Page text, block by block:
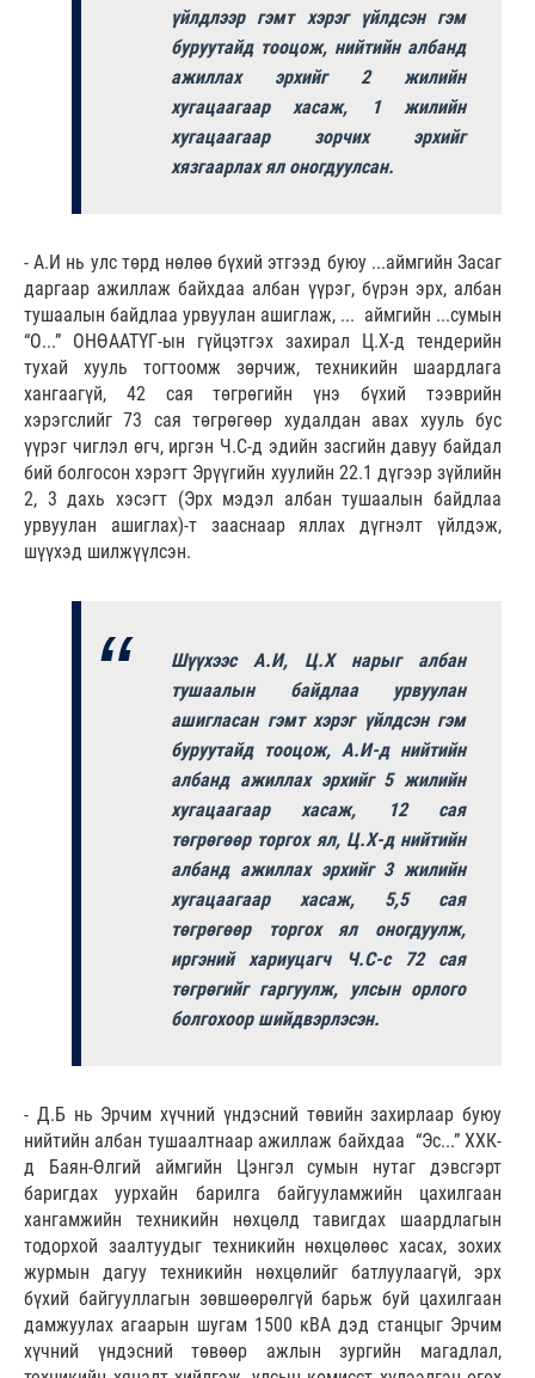
үйлдлээр гэмт хэрэг үйлдсэн гэм
буруутайд тооцож, нийтийн албанд
ажиллах эрхийг 2 жилийн
хугацаагаар хасаж, 1 жилийн
хугацаагаар зорчих эрхийг
хязгаарлах ял оногдуулсан.
- А.И нь улс төрд нөлөө бүхий этгээд буюу ...аймгийн Засаг
даргаар ажиллаж байхдаа албан үүрэг, бүрэн эрх, албан
тушаалын байдлаа урвуулан ашиглаж, ... аймгийн ...сумын
“О...” ОНӨААТҮГ-ын гүйцэтгэх захирал Ц.Х-д тендерийн
тухай хууль тогтоомж зөрчиж, техникийн шаардлага
хангаагүй, 42 сая төгрөгийн үнэ бүхий тээврийн
хэрэгслийг 73 сая төгрөгөөр худалдан авах хууль бус
үүрэг чиглэл өгч, иргэн Ч.С-д эдийн засгийн давуу байдал
бий болгосон хэрэгт Эрүүгийн хуулийн 22.1 дүгээр зүйлийн
2, 3 дахь хэсэгт (Эрх мэдэл албан тушаалын байдлаа
урвуулан ашиглах)-т зааснаар яллах дүгнэлт үйлдэж,
шүүхэд шилжүүлсэн.
Шүүхээс А.И, Ц.Х нарыг албан
тушаалын байдлаа урвуулан
ашигласан гэмт хэрэг үйлдсэн гэм
буруутайд тооцож, А.И-д нийтийн
албанд ажиллах эрхийг 5 жилийн
хугацаагаар хасаж, 12 сая
төгрөгөөр торгох ял, Ц.Х-д нийтийн
албанд ажиллах эрхийг 3 жилийн
хугацаагаар хасаж, 5,5 сая
төгрөгөөр торгох ял оногдуулж,
иргэний хариуцагч Ч.С-с 72 сая
төгрөгийг гаргуулж, улсын орлого
болгохоор шийдвэрлэсэн.
- Д.Б нь Эрчим хүчний үндэсний төвийн захирлаар буюу
нийтийн албан тушаалтнаар ажиллаж байхдаа “Эс...” ХХК-
д Баян-Өлгий аймгийн Цэнгэл сумын нутаг дэвсгэрт
баригдах уурхайн барилга байгууламжийн цахилгаан
хангамжийн техникийн нөхцөлд тавигдах шаардлагын
тодорхой заалтуудыг техникийн нөхцөлөөс хасах, зохих
журмын дагуу техникийн нөхцөлийг батлуулаагүй, эрх
бүхий байгууллагын зөвшөөрөлгүй барьж буй цахилгаан
дамжуулах агаарын шугам 1500 кВА дэд станцыг Эрчим
хүчний үндэсний төвөөр ажлын зургийн магадлал,